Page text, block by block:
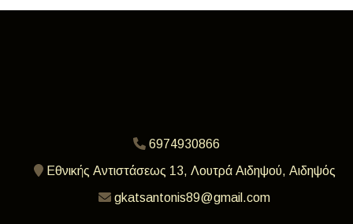
6974930866
Εθνικής Αντιστάσεως 13, Λουτρά Αιδηψού, Αιδηψός
gkatsantonis89@gmail.com